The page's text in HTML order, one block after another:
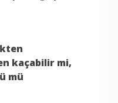
kaçabilir mi,
mü